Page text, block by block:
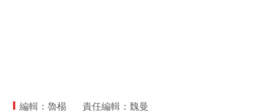
編輯：魯楊 責任編輯：魏曼